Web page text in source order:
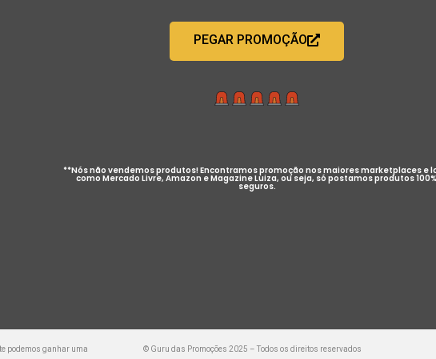
PEGAR PROMOÇÃO
**Nós não vendemos produtos! Encontramos promoção nos maiores marketplaces e
como Mercado Livre, Amazon e Magazine Luiza, ou seja, só postamos produtos 100%
seguros.
podemos ganhar uma © Guru das Promoções 2025 – Todos os direitos reservados